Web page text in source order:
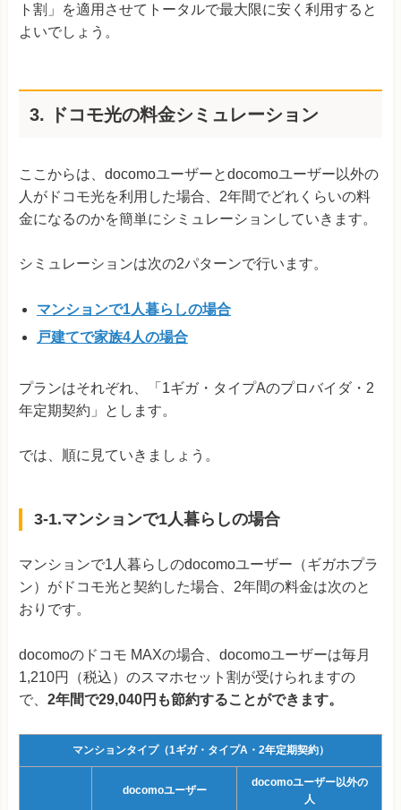
ト割」を適用させてトータルで最大限に安く利用すると
よいでしょう。
3. ドコモ光の料金シミュレーション
ここからは、docomoユーザーとdocomoユーザー以外の
人がドコモ光を利用した場合、2年間でどれくらいの料
金になるのかを簡単にシミュレーションしていきます。
シミュレーションは次の2パターンで行います。
マンションで1人暮らしの場合
戸建てで家族4人の場合
プランはそれぞれ、「1ギガ・タイプAのプロバイダ・2
年定期契約」とします。
では、順に見ていきましょう。
3-1.マンションで1人暮らしの場合
マンションで1人暮らしのdocomoユーザー（ギガホプラ
ン）がドコモ光と契約した場合、2年間の料金は次のと
おりです。
docomoのドコモ MAXの場合、docomoユーザーは毎月
1,210円（税込）のスマホセット割が受けられますの
で、 2年間で29,040円も節約することができます。
マンションタイプ（1ギガ・タイプA・2年定期契約）
docomoユーザー
docomoユーザー以外の
人